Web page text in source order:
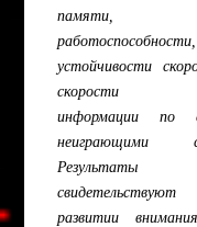
памяти,
работоспособности,
устойчивости
скорости
информации по
неиграющими
развитии